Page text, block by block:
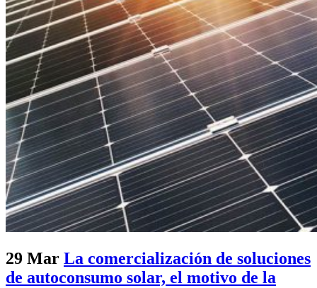
29 Mar La comercialización de soluciones
de autoconsumo solar, el motivo de la